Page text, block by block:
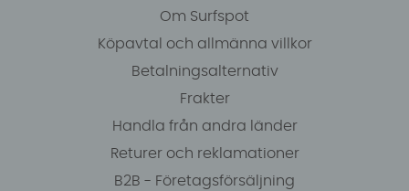
Om Surfspot
Köpavtal och allmänna villkor
Betalningsalternativ
Frakter
Handla från andra länder
Returer och reklamationer
B2B - Företagsförsäljning